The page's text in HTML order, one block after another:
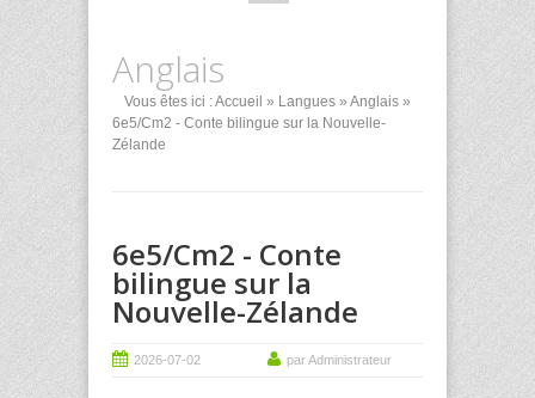
Anglais
Vous êtes ici :Accueil » Langues » Anglais »
6e5/Cm2 - Conte bilingue sur la Nouvelle-
Zélande
6e5/Cm2 - Conte
bilingue sur la
Nouvelle-Zélande
2026-07-02 par Administrateur